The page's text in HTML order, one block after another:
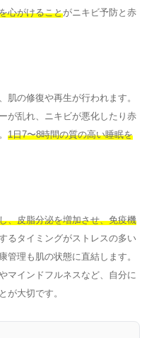
心がけることがニキビ予防と赤
肌の修復や再生が行われます。
が乱れ、ニキビが悪化したり赤
1日7〜8時間の質の高い睡眠を
、皮脂分泌を増加させ、免疫機
るタイミングがストレスの多い
管理も肌の状態に直結します。
マインドフルネスなど、自分に
が大切です。